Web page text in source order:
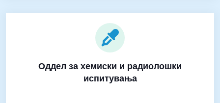
Оддел за хемиски и радиолошки
испитувања